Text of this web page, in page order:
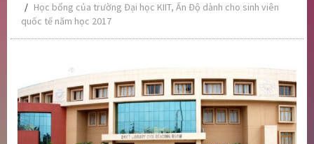
Học bổng của trường Đại học KIIT, Ấn Độ dành cho sinh viên
quốc tế năm học 2017